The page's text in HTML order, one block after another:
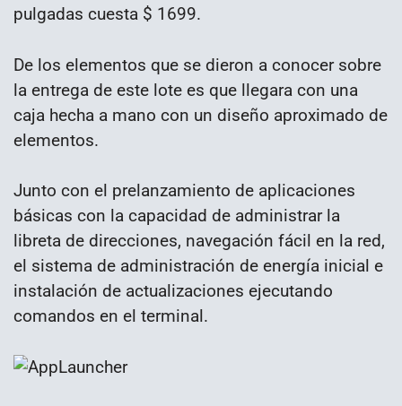
pulgadas cuesta $ 1699.
De los elementos que se dieron a conocer sobre
la entrega de este lote es que llegara con una
caja hecha a mano con un diseño aproximado de
elementos.
Junto con el prelanzamiento de aplicaciones
básicas con la capacidad de administrar la
libreta de direcciones, navegación fácil en la red,
el sistema de administración de energía inicial e
instalación de actualizaciones ejecutando
comandos en el terminal.